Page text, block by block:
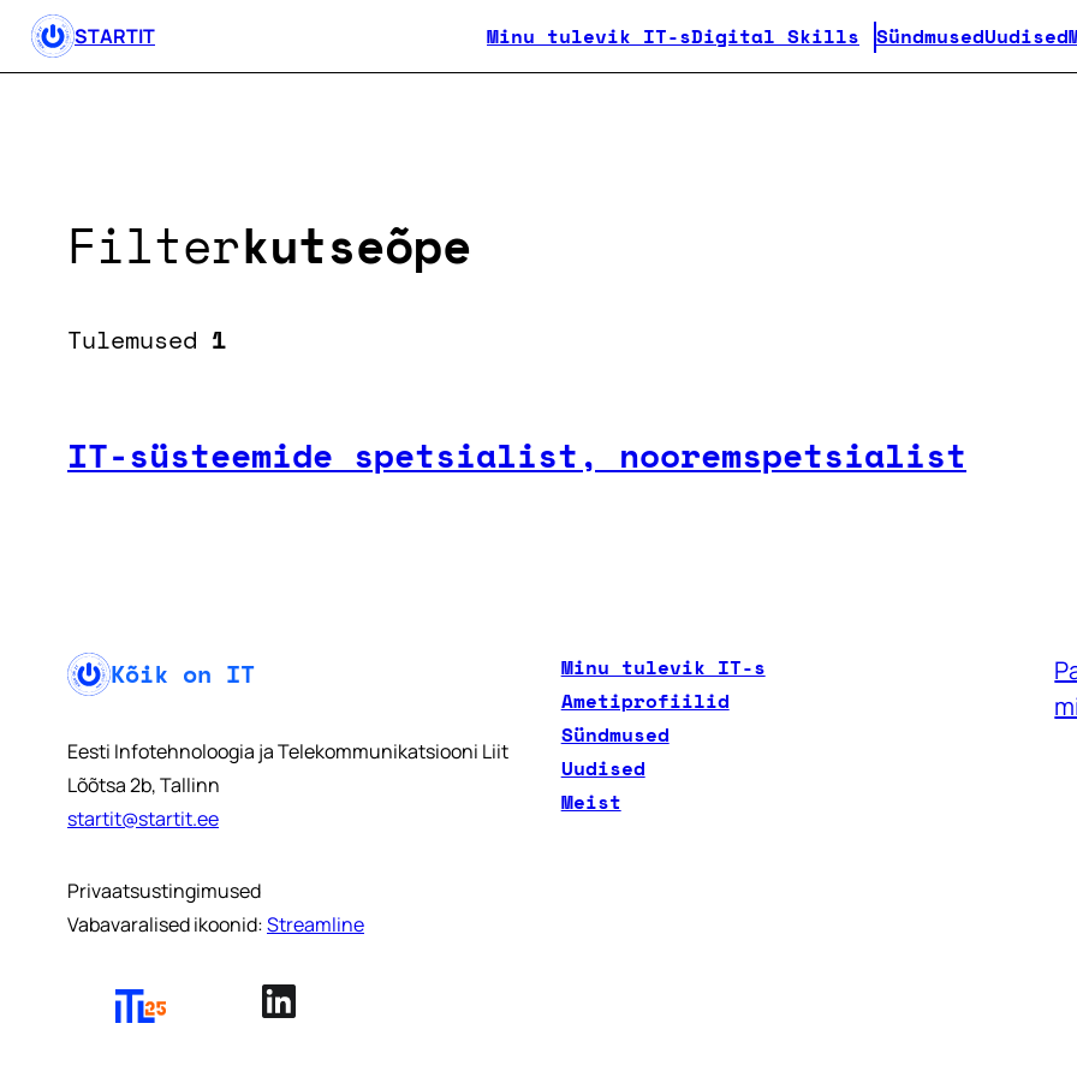
STARTIT Minu tulevik IT-sDigital Skills SündmusedUudised
Filterkutseõpe
Tulemused 1
IT-süsteemide spetsialist, nooremspetsialist
Kõik on IT
Eesti Infotehnoloogia ja Telekommunikatsiooni Liit
Lõõtsa 2b, Tallinn
startit@startit.ee
Privaatsustingimused
Vabavaralised ikoonid:Streamline
Minu tulevik IT-s
Ametiprofiilid
Sündmused
Uudised
Meist